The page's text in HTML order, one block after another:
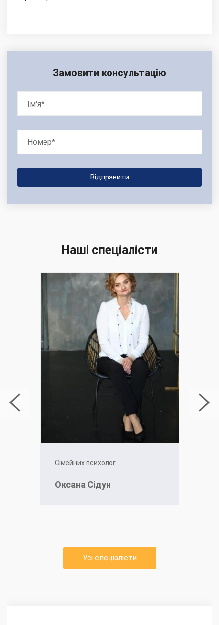
Замовити консультацію
Наші спеціалісти
Сімейних психолог
Оксана Сідун
Усі спеціалісти